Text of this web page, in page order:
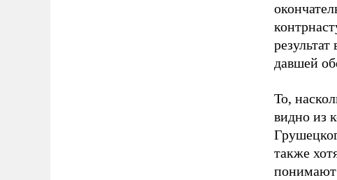
давшей
То,
видно из
также
понимают